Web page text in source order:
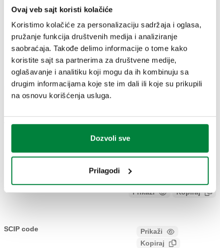
Ovaj veb sajt koristi kolačiće
Koristimo kolačiće za personalizaciju sadržaja i oglasa,
pružanje funkcija društvenih medija i analiziranje
saobraćaja. Takođe delimo informacije o tome kako
koristite sajt sa partnerima za društvene medije,
oglašavanje i analitiku koji mogu da ih kombinuju sa
drugim informacijama koje ste im dali ili koje su prikupili
na osnovu korišćenja usluga.
Dozvoli sve
Prilagodi
Dužina kapilara:2 m
CRTEŽI I SPECIFIKACIJE
Broj dela
3D modeli
Tekst tendera Prikaži Kopiraj
upravljanjem sa tečnim senzorom. Graduisana skala za
podešavanje od 1 do 5, što odgovara rasponu podešavanja
SCIP code
Prikaži
Kopiraj